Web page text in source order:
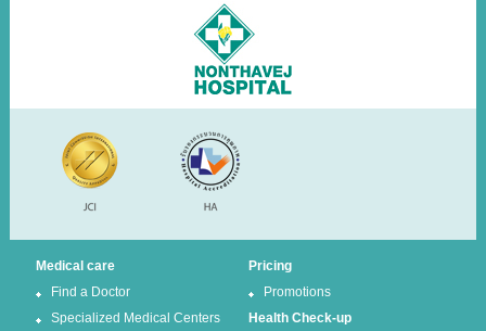
Medical care
Find a Doctor
Specialized Medical Centers
Pricing
Promotions
Health Check-up